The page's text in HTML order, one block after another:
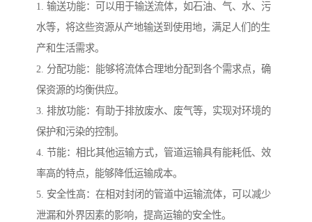
1. 输送功能：可以用于输送流体，如石油、气、水、污
水等，将这些资源从产地输送到使用地，满足人们的生
产和生活需求。
2. 分配功能：能够将流体合理地分配到各个需求点，确
保资源的均衡供应。
3. 排放功能：有助于排放废水、废气等，实现对环境的
保护和污染的控制。
4. 节能：相比其他运输方式，管道运输具有能耗低、效
率高的特点，能够降低运输成本。
5. 安全性高：在相对封闭的管道中运输流体，可以减少
泄漏和外界因素的影响，提高运输的安全性。